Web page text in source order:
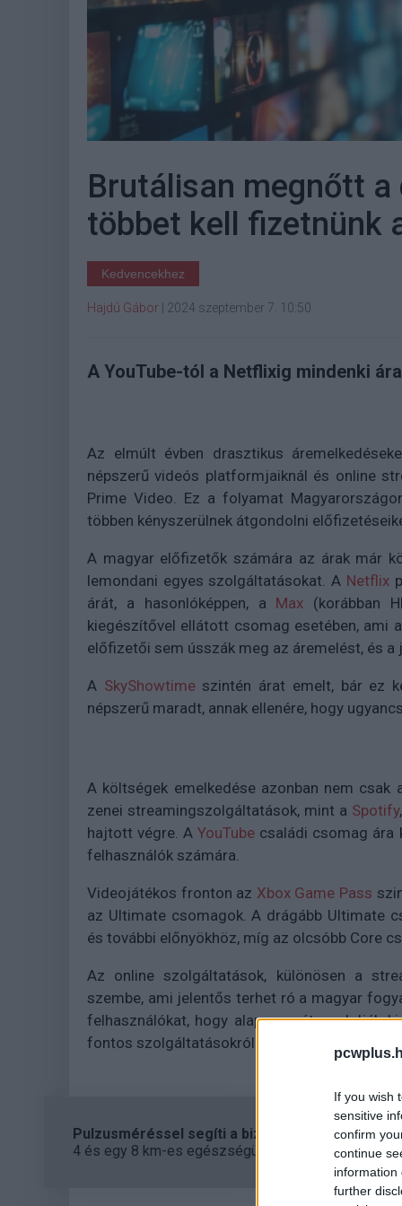
If you wish
sensitive
confirm
continue
information
further
Brutálisan megnőtt a
többet kell fizetnünk
Kedvencekhez
Hajdú Gábor 2024 szeptember 7. 10:50
A YouTube-tól a Netflixig mindenki
Az elmúlt évben drasztikus
népszerű videós platformjaiknál és online
Prime Video. Ez a folyamat
többen kényszerülnek átgondolni
A magyar előfizetők számára az árak már
lemondani egyes szolgáltatásokat. A Netflix
árát, a hasonlóképpen, a Max (korábban
kiegészítővel ellátott csomag esetében, ami
előfizetői sem ússzák meg az áremelést, és
A SkyShowtimeszintén árat emelt, bár ez
népszerű maradt, annak ellenére, hogy
A költségek emelkedése azonban nem
zenei streamingszolgáltatások, mint a Spotify
hajtott végre. AYouTube családi csomag ára
felhasználók számára.
Videojátékos fronton az Xbox Game Pass
az Ultimate csomagok. A drágább Ultimate
és további előnyökhöz, míg az olcsóbb Core
Az online szolgáltatások, különösen a
szembe, ami jelentős terhet ró a magyar
felhasználókat, hogy alaposan átgondolják
fontos szolgáltatásokról.
Pulzusméréssel segíti a biztonságos mozgást
4 és egy 8 km-es egészségügyi tanösvény nyílt